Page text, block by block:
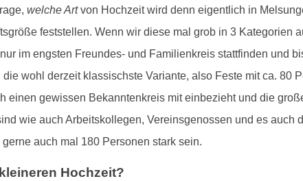
welche Artvon Hochzeit wird denn eigentlich in
feststellen. Wenn wir diese mal grob in 3 Kategorien
im engsten Freundes- und Familienkreis stattfinden und
wohl derzeit klassischste Variante, also Feste mit ca. 80
einen gewissen Bekanntenkreis mit einbezieht und die
wie auch Arbeitskollegen, Vereinsgenossen und es auch
auch mal 180 Personen stark sein.
Hochzeit?